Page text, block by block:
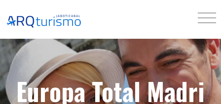
Europa Total Madri